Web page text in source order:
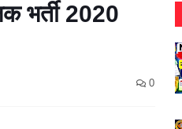
भर्ती 2020
0